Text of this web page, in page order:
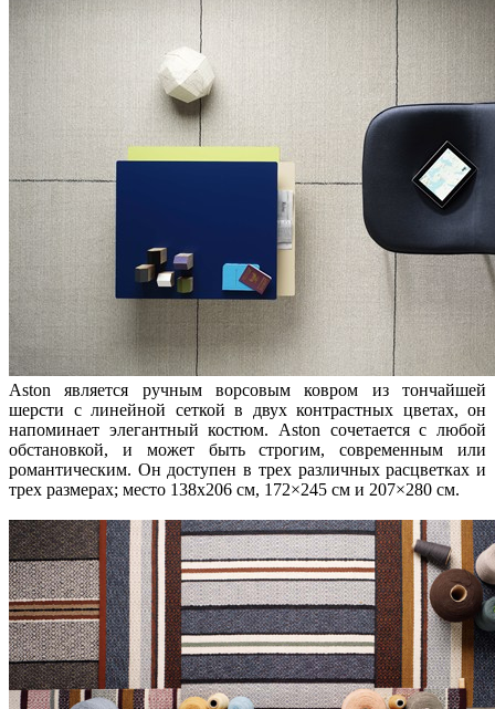
Aston является ручным ворсовым ковром из тончайшей
шерсти с линейной сеткой в двух контрастных цветах, он
напоминает элегантный костюм. Aston сочетается с любой
обстановкой, и может быть строгим, современным или
романтическим. Он доступен в трех различных расцветках и
трех размерах; место 138х206 см, 172×245 см и 207×280 см.